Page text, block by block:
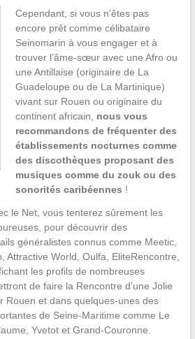
Cependant, si vous n’êtes pas
encore prêt comme célibataire
Seinomarin à vous engager et à
trouver l’âme-sœur avec une Afro ou
une Antillaise (originaire de La
Guadeloupe ou de La Martinique)
vivant sur Rouen ou originaire du
continent africain, nous vous
recommandons de fréquenter des
établissements nocturnes comme
des discothèques proposant des
musiques comme du zouk ou des
sonorités caribéennes !
le Net, vous tenterez sûrement les
pour découvrir des
généralistes connus comme Meetic,
Attractive World, Oulfa, EliteRencontre,
les profils de nombreuses
de faire la Rencontre d’une Jolie
Rouen et dans quelques-unes des
de Seine-Maritime comme Le
Yvetot et Grand-Couronne.